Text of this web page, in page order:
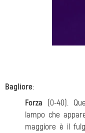
Bagliore:
Forza (0-40).
lampo che
maggiore è il